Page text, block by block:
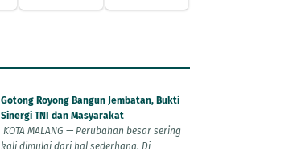
Gotong Royong Bangun Jembatan, Bukti
Sinergi TNI dan Masyarakat
KOTA MALANG — Perubahan besar sering
kali dimulai dari hal sederhana. Di